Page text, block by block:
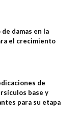
damas en la
el crecimiento
de
base y
para su etapa